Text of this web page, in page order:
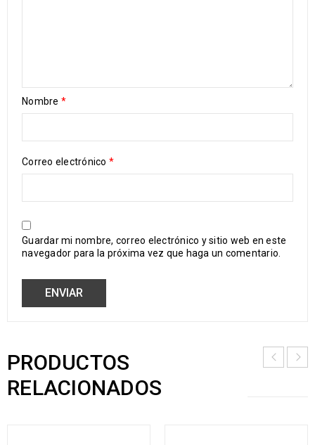
Nombre *
Correo electrónico *
Guardar mi nombre, correo electrónico y sitio web en este
navegador para la próxima vez que haga un comentario.
PRODUCTOS
RELACIONADOS